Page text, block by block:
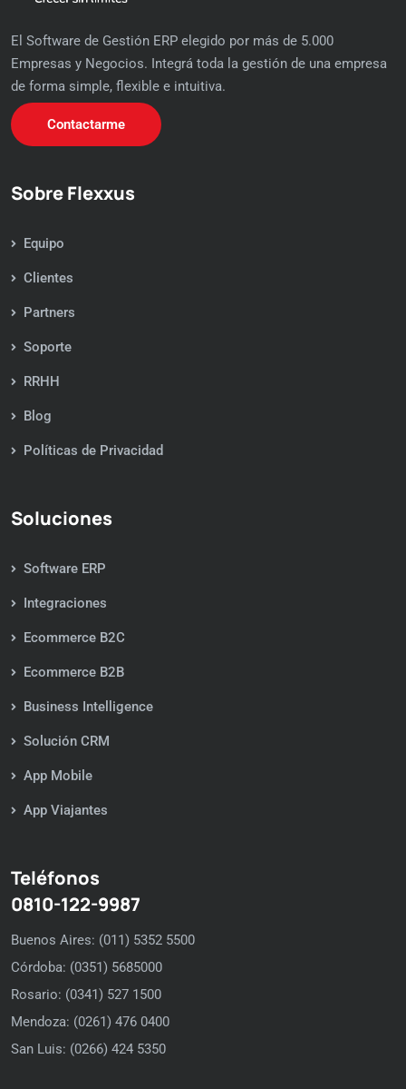
El Software de Gestión ERP elegido por más de 5.000
Empresas y Negocios. Integrá toda la gestión de una empresa
de forma simple, flexible e intuitiva.
Contactarme
Sobre Flexxus
Equipo
Clientes
Partners
Soporte
RRHH
Blog
Políticas de Privacidad
Soluciones
Software ERP
Integraciones
Ecommerce B2C
Ecommerce B2B
Business Intelligence
Solución CRM
App Mobile
App Viajantes
Teléfonos
0810-122-9987
Buenos Aires: (011) 5352 5500
Córdoba: (0351) 5685000
Rosario: (0341) 527 1500
Mendoza: (0261) 476 0400
San Luis: (0266) 424 5350